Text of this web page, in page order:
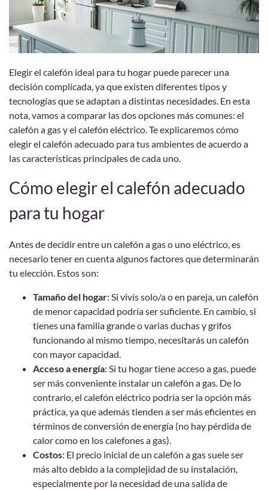
Elegir el calefón ideal para tu hogar puede parecer una
decisión complicada, ya que existen diferentes tipos y
tecnologías que se adaptan a distintas necesidades. En esta
nota, vamos a comparar las dos opciones más comunes: el
calefón a gas y el calefón eléctrico. Te explicaremos cómo
elegir el calefón adecuado para tus ambientes de acuerdo a
las características principales de cada uno.
Cómo elegir el calefón adecuado
para tu hogar
Antes de decidir entre un calefón a gas o uno eléctrico, es
necesario tener en cuenta algunos factores que determinarán
tu elección. Estos son:
Tamaño del hogar: Si vivís solo/a o en pareja, un calefón
de menor capacidad podría ser suficiente. En cambio, si
tienes una familia grande o varias duchas y grifos
funcionando al mismo tiempo, necesitarás un calefón
con mayor capacidad.
Acceso a energía: Si tu hogar tiene acceso a gas, puede
ser más conveniente instalar un calefón a gas. De lo
contrario, el calefón eléctrico podría ser la opción más
práctica, ya que además tienden a ser más eficientes en
términos de conversión de energía (no hay pérdida de
calor como en los calefones a gas).
Costos: El precio inicial de un calefón a gas suele ser
más alto debido a la complejidad de su instalación,
especialmente por la necesidad de una salida de